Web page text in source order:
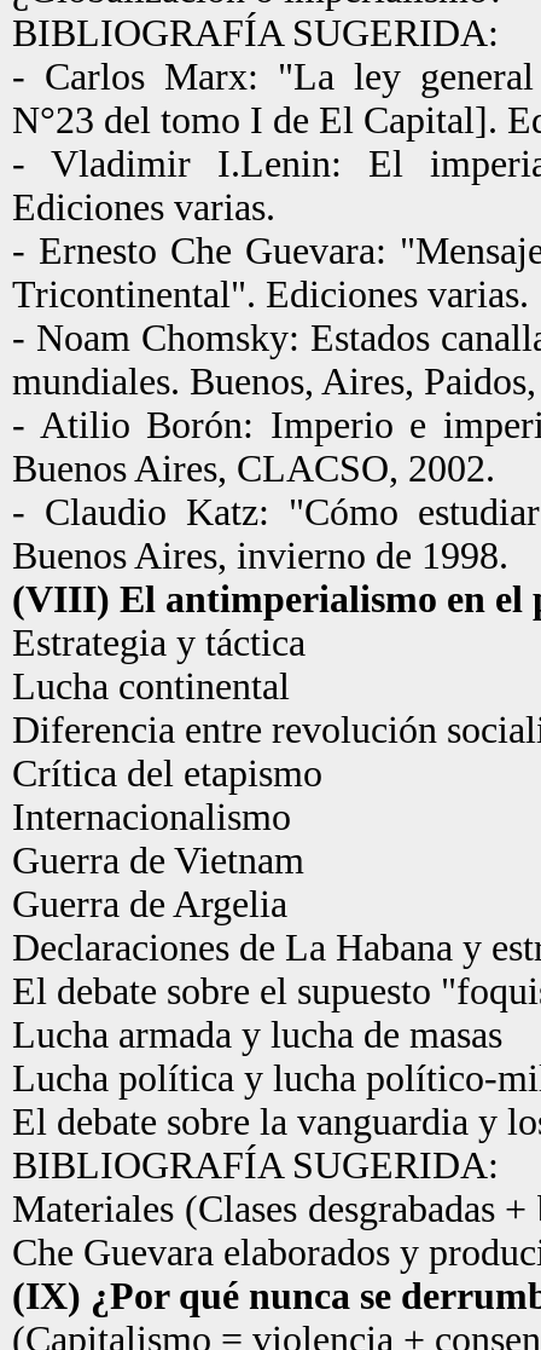
BIBLIOGRAFÍA SUGERIDA:
- Carlos Marx: "La ley
N°23 del tomo I de El Capital].
- Vladimir I.Lenin: El
Ediciones varias.
- Ernesto Che Guevara:
Tricontinental". Ediciones varias.
- Noam Chomsky: Estados
mundiales. Buenos, Aires,
- Atilio Borón: Imperio e
Buenos Aires, CLACSO, 2002.
- Claudio Katz: "Cómo
Buenos Aires, invierno de 1998.
(VIII) El antimperialismo en el
Estrategia y táctica
Lucha continental
Diferencia entre revolución
Crítica del etapismo
Internacionalismo
Guerra de Vietnam
Guerra de Argelia
Declaraciones de La Habana y
El debate sobre el supuesto
Lucha armada y lucha de masas
Lucha política y lucha político-
El debate sobre la vanguardia y
BIBLIOGRAFÍA SUGERIDA:
Materiales (Clases desgrabadas
Che Guevara elaborados y
(IX) ¿Por qué nunca se
(Capitalismo = violencia +